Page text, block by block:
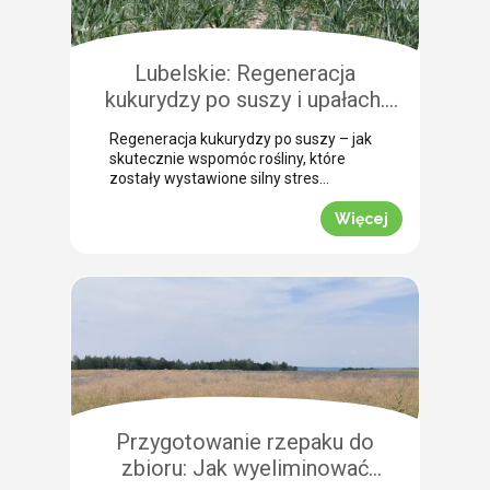
niuansach agrotechnicznych.
Pokazujemy, na co warto zwrócić
Lubelskie: Regeneracja
kukurydzy po suszy i upałach.
Zobacz rekomendacje z pola!
Regeneracja kukurydzy po suszy – jak
skutecznie wspomóc rośliny, które
zostały wystawione silny stres
termiczny? Jak informuje nasz ekspert
Leszek Konior, kluczem jest szybka
reakcja i wykorzystanie momentu, gdy
przeprowadzona w powiecie
Odpowiednio dobrana strategia
pozwala roślinom odbudować kondycję
fizjologiczną. Pozwijane […]
Więcej
Przygotowanie rzepaku do
zbioru: Jak wyeliminować